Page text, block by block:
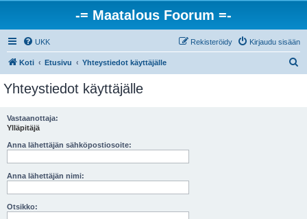
-= Maatalous Foorum =-
UKK Kirjaudu sisään
Rekisteröidy
Koti Etusivu Yhteystiedot käyttäjälle
Yhteystiedot käyttäjälle
Vastaanottaja:
Ylläpitäjä
Anna lähettäjän sähköpostiosoite:
Anna lähettäjän nimi:
Otsikko: